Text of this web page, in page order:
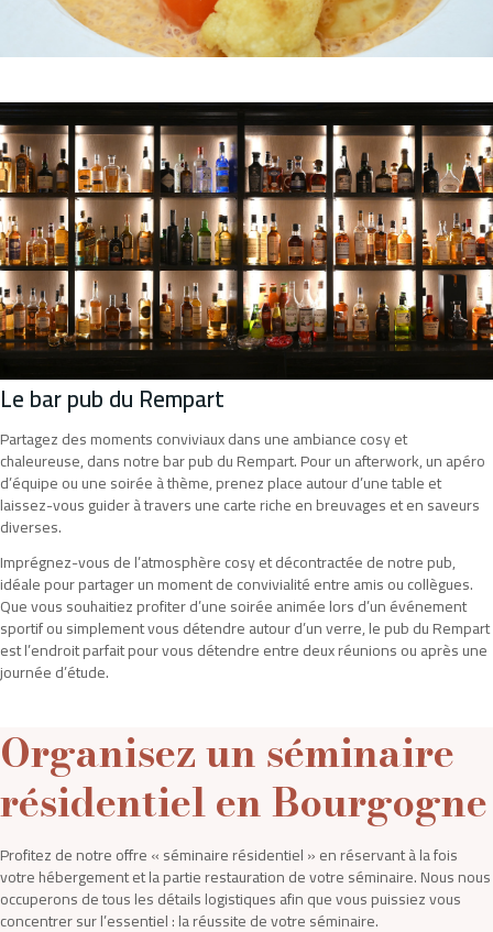
Le bar pub du Rempart
Partagez des moments conviviaux dans une ambiance cosy et
chaleureuse, dans notre bar pub du Rempart. Pour un afterwork, un apéro
d’équipe ou une soirée à thème, prenez place autour d’une table et
laissez-vous guider à travers une carte riche en breuvages et en saveurs
diverses.
Imprégnez-vous de l’atmosphère cosy et décontractée de notre pub,
idéale pour partager un moment de convivialité entre amis ou collègues.
Que vous souhaitiez profiter d’une soirée animée lors d’un événement
sportif ou simplement vous détendre autour d’un verre, le pub du Rempart
est l’endroit parfait pour vous détendre entre deux réunions ou après une
journée d’étude.
Organisez un séminaire
résidentiel en Bourgogne
Profitez de notre offre « séminaire résidentiel » en réservant à la fois
votre hébergement et la partie restauration de votre séminaire. Nous nous
occuperons de tous les détails logistiques afin que vous puissiez vous
concentrer sur l’essentiel : la réussite de votre séminaire.